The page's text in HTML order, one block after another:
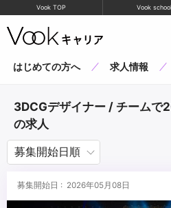
Vook TOP Vook school
はじめての方へ 求人情報
3DCGデザイナー / チーム
の求人
募集開始日 : 2026年05月08日